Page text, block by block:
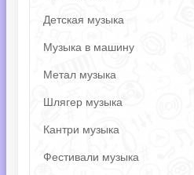
Детская музыка
Музыка в машину
Метал музыка
Шлягер музыка
Кантри музыка
Фестивали музыка